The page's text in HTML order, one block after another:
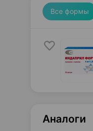
Все формы
Аналоги